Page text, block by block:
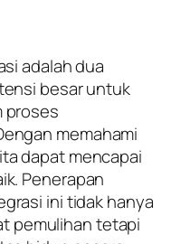
adalah dua
besar untuk
proses
memahami
dapat mencapai
Penerapan
ini tidak hanya
pemulihan tetapi